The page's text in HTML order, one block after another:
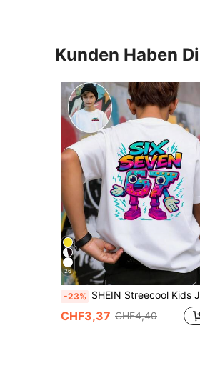
Kunden Haben
26
-23% SHEIN Streecool Kids Jungen Lässiges, stilvolles, kreatives Grafik-T-Shirt, mit Zahlen-, Cartoon- und Blitzmotiven, bequemes Basis-Kurzarm-T-Shirt für Frühling, Sommer, Herbst, 5t Jungen T-Shirts, Anime-Shirt für Kinder, Tween-Jungen-Shirt mit Grafik
CHF3,37 CHF4,40